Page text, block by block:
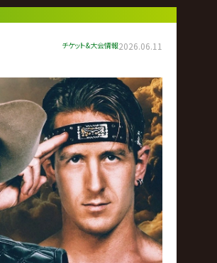
チケット&大会情報2026.06.11